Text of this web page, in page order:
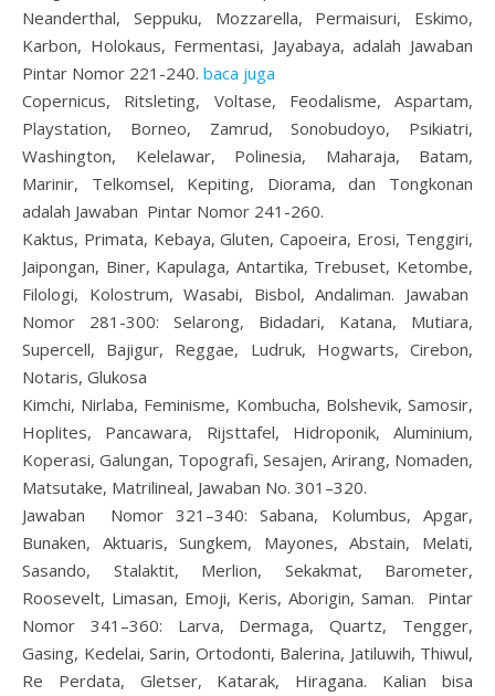
Neanderthal, Seppuku, Mozzarella, Permaisuri, Eskimo,
Karbon, Holokaus, Fermentasi, Jayabaya, adalah Jawaban
Pintar Nomor 221-240. baca juga
Copernicus, Ritsleting, Voltase, Feodalisme, Aspartam,
Playstation, Borneo, Zamrud, Sonobudoyo, Psikiatri,
Washington, Kelelawar, Polinesia, Maharaja, Batam,
Marinir, Telkomsel, Kepiting, Diorama, dan Tongkonan
adalah Jawaban Pintar Nomor 241-260.
Kaktus, Primata, Kebaya, Gluten, Capoeira, Erosi, Tenggiri,
Jaipongan, Biner, Kapulaga, Antartika, Trebuset, Ketombe,
Filologi, Kolostrum, Wasabi, Bisbol, Andaliman. Jawaban
Nomor 281-300: Selarong, Bidadari, Katana, Mutiara,
Supercell, Bajigur, Reggae, Ludruk, Hogwarts, Cirebon,
Notaris, Glukosa
Kimchi, Nirlaba, Feminisme, Kombucha, Bolshevik, Samosir,
Hoplites, Pancawara, Rijsttafel, Hidroponik, Aluminium,
Koperasi, Galungan, Topografi, Sesajen, Arirang, Nomaden,
Matsutake, Matrilineal, Jawaban No. 301–320.
Jawaban Nomor 321–340: Sabana, Kolumbus, Apgar,
Bunaken, Aktuaris, Sungkem, Mayones, Abstain, Melati,
Sasando, Stalaktit, Merlion, Sekakmat, Barometer,
Roosevelt, Limasan, Emoji, Keris, Aborigin, Saman. Pintar
Nomor 341–360: Larva, Dermaga, Quartz, Tengger,
Gasing, Kedelai, Sarin, Ortodonti, Balerina, Jatiluwih, Thiwul,
Re Perdata, Gletser, Katarak, Hiragana. Kalian bisa